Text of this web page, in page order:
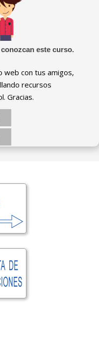
este curso.
web con tus amigos,
recursos
Gracias.